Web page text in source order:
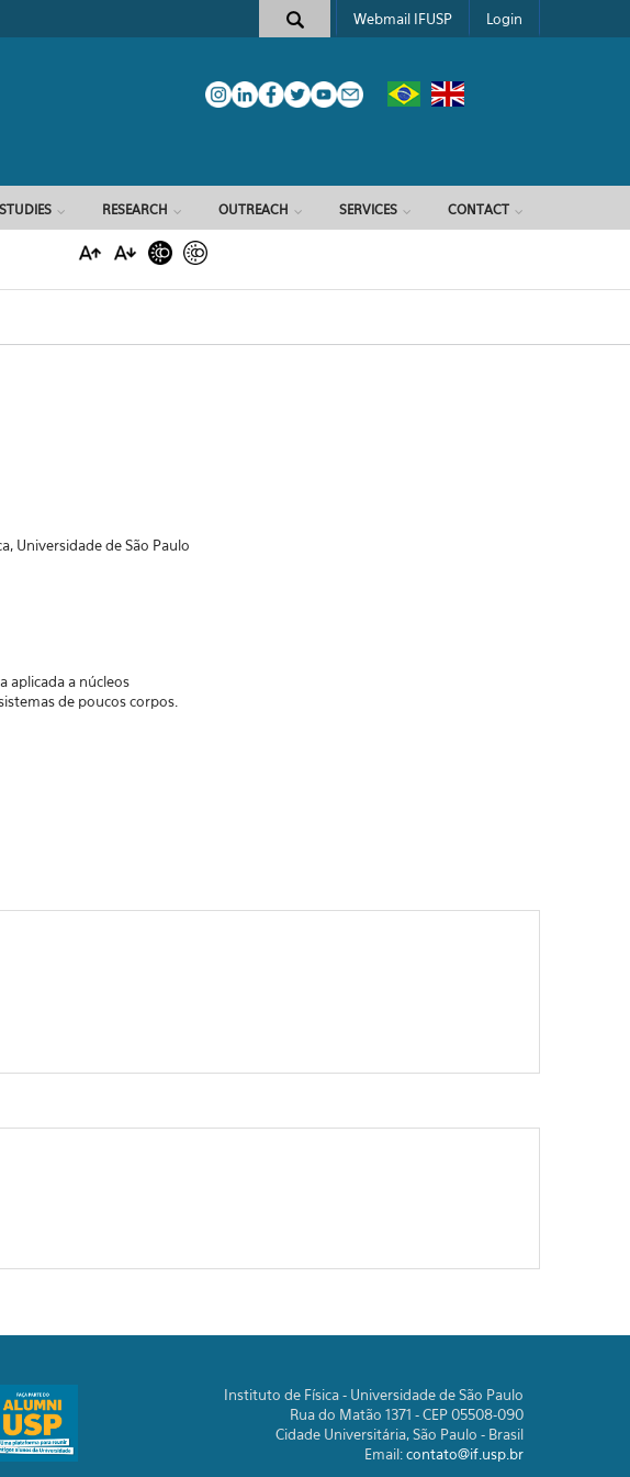
Search form
Webmail IFUSP Login
RESEARCH OUTREACH SERVICES CONTACT
Universidade de São Paulo
aplicada a núcleos
de poucos corpos.
Instituto de Física - Universidade de São Paulo
Rua do Matão 1371 - CEP 05508-090
Cidade Universitária, São Paulo - Brasil
Email:contato@if.usp.br